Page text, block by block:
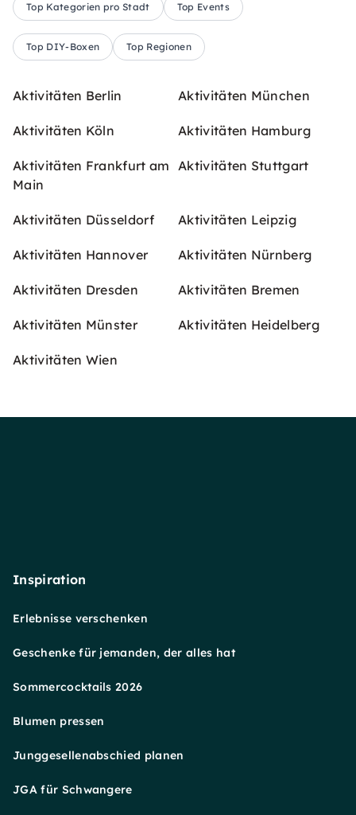
Top Kategorien pro Stadt Top Events
Top DIY-Boxen Top Regionen
Aktivitäten Berlin Aktivitäten München
Aktivitäten Köln Aktivitäten Hamburg
Aktivitäten Frankfurt am
Main
Aktivitäten Stuttgart
Aktivitäten Düsseldorf Aktivitäten Leipzig
Aktivitäten Hannover Aktivitäten Nürnberg
Aktivitäten Dresden Aktivitäten Bremen
Aktivitäten Münster Aktivitäten Heidelberg
Aktivitäten Wien
Inspiration
Erlebnisse verschenken
Geschenke für jemanden, der alles hat
Sommercocktails 2026
Blumen pressen
Junggesellenabschied planen
JGA für Schwangere